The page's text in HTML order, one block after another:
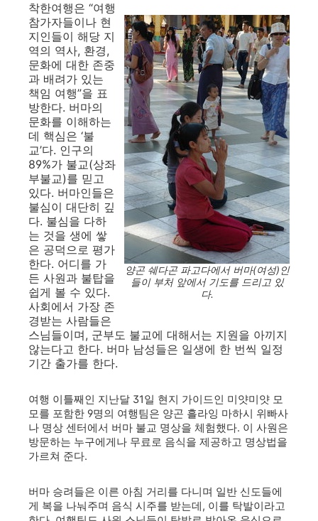
양곤 쉐다곤 파고다에서 버마(여성)인
들이 부처 앞에서 기도를 드리고 있
다.
착한여행은 “여행
참가자들이나 현
지인들이 해당 지
역의 역사, 환경,
문화에 대한 존중
과 배려가 있는
책임 여행”을 표
방한다. 버마의
문화를 이해하는
데 핵심은 ‘불
교’다. 인구의
89%가 불교(상좌
부불교)를 믿고
있다. 버마인들은
불심이 대단히 깊
다. 불심을 다하
는 것을 생에 쌓
은 공덕으로 평가
한다. 어디를 가
든 사원과 불탑을
쉽게 볼 수 있다.
사회에서 가장 존
경받는 사람들은
스님들이며, 군부도 불교에 대해서는 지원을 아끼지
않는다고 한다. 버마 남성들은 일생에 한 번씩 일정
기간 출가를 한다.
여행 이틀째인 지난달 31일 현지 가이드인 미얏미얏 모
모를 포함한 9명의 여행팀은 양곤 흘라잉 마하시 위빠사
나 명상 센터에서 버마 불교 명상을 체험했다. 이 사원은
방문하는 누구에게나 무료로 음식을 제공하고 명상법을
가르쳐 준다.
버마 승려들은 이른 아침 거리를 다니며 일반 신도들에
게 복을 나눠주며 음식 시주를 받는데, 이를 탁발이라고